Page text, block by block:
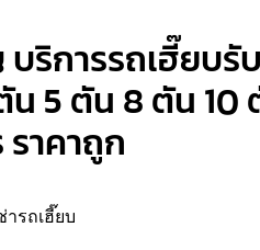
ริการรถเฮี๊ยบรับ
น 5 ตัน 8 ตัน 10
าคาถูก
ารถเฮี๊ยบ